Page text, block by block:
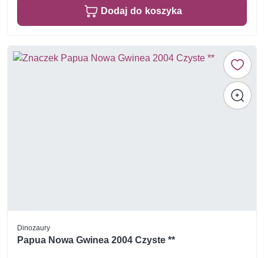
Dodaj do koszyka
Dinozaury
Papua Nowa Gwinea 2004 Czyste **